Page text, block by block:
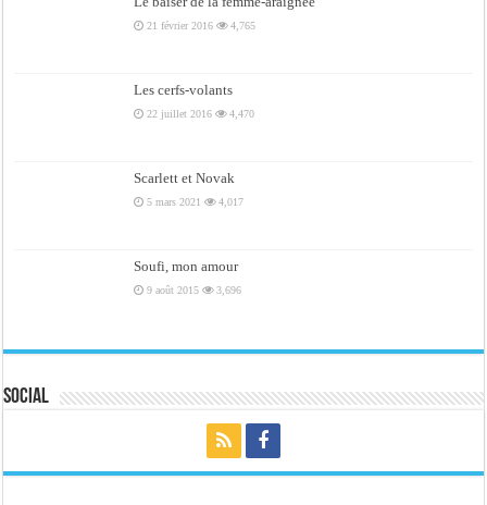
21 février 2016 4,765
Les cerfs-volants
22 juillet 2016 4,470
Scarlett et Novak
5 mars 2021 4,017
Soufi, mon amour
9 août 2015 3,696
Social